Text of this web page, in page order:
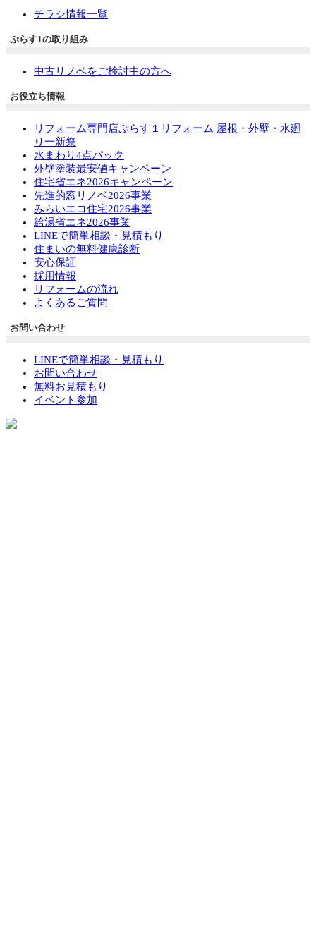
チラシ情報一覧
ぷらす1の取り組み
中古リノベをご検討中の方へ
お役立ち情報
リフォーム専門店ぷらす１リフォーム 屋根・外壁・水廻
り一新祭
水まわり4点パック
外壁塗装最安値キャンペーン
住宅省エネ2026キャンペーン
先進的窓リノベ2026事業
みらいエコ住宅2026事業
給湯省エネ2026事業
LINEで簡単相談・見積もり
住まいの無料健康診断
安心保証
採用情報
リフォームの流れ
よくあるご質問
お問い合わせ
LINEで簡単相談・見積もり
お問い合わせ
無料お見積もり
イベント参加